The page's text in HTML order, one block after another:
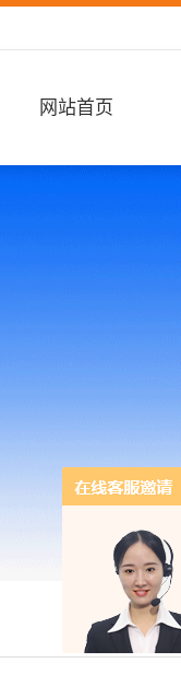
网站首页